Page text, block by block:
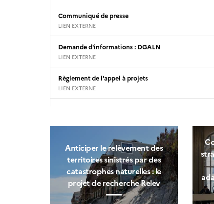
Communiqué de presse
LIEN EXTERNE
Demande d'informations : DGALN
LIEN EXTERNE
Règlement de l'appel à projets
LIEN EXTERNE
Anticiper le relèvement des
territoires sinistrés par des
catastrophes naturelles : le
projet de recherche Relev